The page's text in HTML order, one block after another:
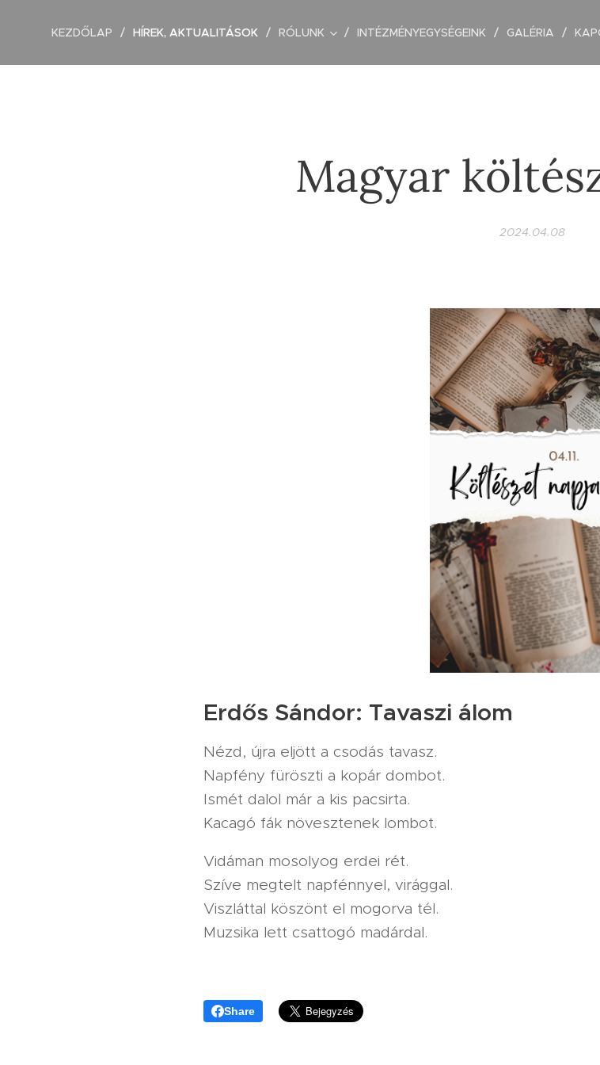
KEZDŐLAP HÍREK, AKTUALITÁSOK RÓLUNK INTÉZMÉNYEGYSÉGEINK GALÉRIA
Magyar
2024.04.08
Erdős Sándor: Tavaszi álom
Nézd, újra eljött a csodás tavasz.
Napfény füröszti a kopár dombot.
Ismét dalol már a kis pacsirta.
Kacagó fák növesztenek lombot.
Vidáman mosolyog erdei rét.
Szíve megtelt napfénnyel, virággal.
Viszláttal köszönt el mogorva tél.
Muzsika lett csattogó madárdal.
Share